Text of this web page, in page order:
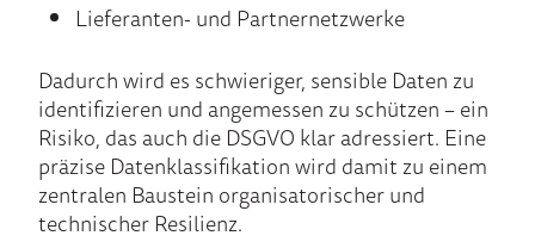
Lieferanten- und Partnernetzwerke
Dadurch wird es schwieriger, sensible Daten zu
identifizieren und angemessen zu schützen – ein
Risiko, das auch die DSGVO klar adressiert. Eine
präzise Datenklassifikation wird damit zu einem
zentralen Baustein organisatorischer und
technischer Resilienz.